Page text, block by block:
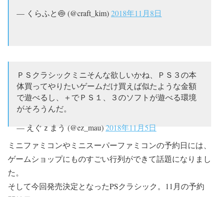
— くらふと🍥 (@craft_kim)2018年11月8日
ＰＳクラシックミニそんな欲しいかね、ＰＳ３の本
体買ってやりたいゲームだけ買えば似たような金額
で遊べるし、＋でＰＳ１、３のソフトが遊べる環境
がそろうんだ。
— えぐｚまう (@ez_mau)2018年11月5日
ミニファミコンやミニスーパーファミコンの予約日には、
ゲームショップにものすごい行列ができて話題になりまし
た。
そして今回発売決定となったPSクラシック。11月の予約